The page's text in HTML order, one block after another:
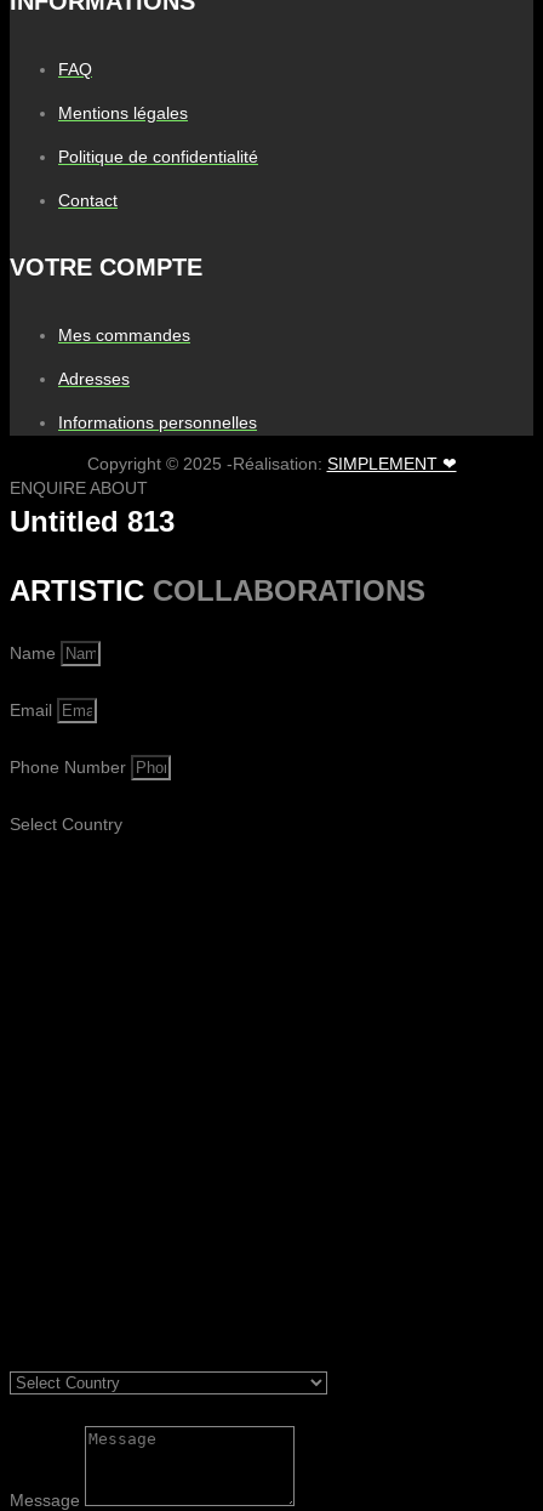
FAQ
Mentions légales
Politique de confidentialité
Contact
VOTRE COMPTE
Mes commandes
Adresses
Informations personnelles
Copyright © 2025 -Réalisation: SIMPLEMENT ❤
ENQUIRE ABOUT
Untitled 813
ARTISTIC COLLABORATIONS
Name
Email
Phone Number
Select Country
Message